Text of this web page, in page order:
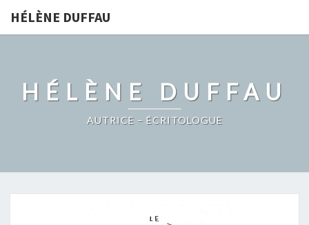
HÉLÈNE DUFFAU
HÉLÈNE DUFFAU
AUTRICE – ÉCRITOLOGUE